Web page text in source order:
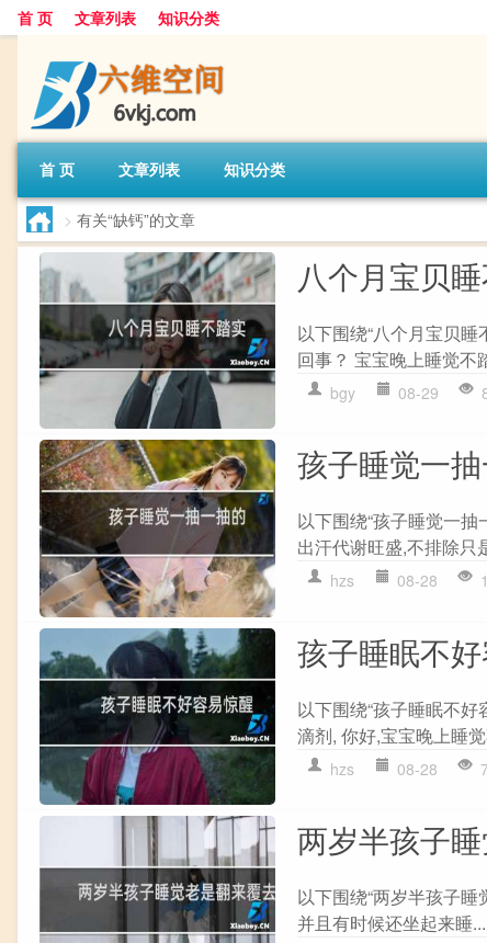
首 页 文章列表 知识分类
首 页 文章列表 知识分类
> 有关“缺钙”的文章
八个月宝贝
以下围绕“八个月宝贝
回事？ 宝宝晚上睡觉不
bgy 08-29
孩子睡觉一
以下围绕“孩子睡觉一
出汗代谢旺盛,不排除只
hzs 08-28
孩子睡眠不
以下围绕“孩子睡眠不
滴剂, 你好,宝宝晚上睡
hzs 08-28
两岁半孩子
以下围绕“两岁半孩子
并且有时候还坐起来睡